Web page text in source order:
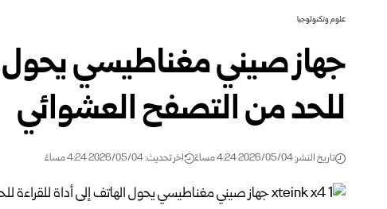
علوم وتكنولوجيا
جهاز صيني مغناطيسي يحول
للحد من التصفح العشوائي
تاريخ النشر: 2026/05/04 4:24 مساءً اخر تحديث: 2026/05/04 4:24 مساءً